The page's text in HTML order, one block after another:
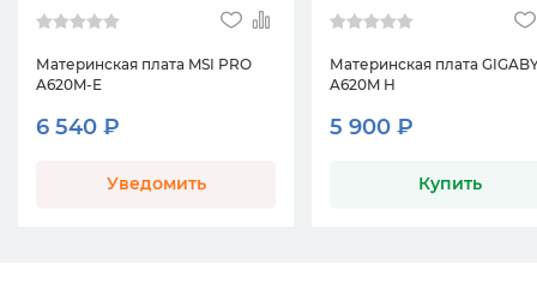
Материнская плата MSI PRO
A620M-E
6 540 ₽
Уведомить
Материнская плата
A620M H
5 900 ₽
Купить